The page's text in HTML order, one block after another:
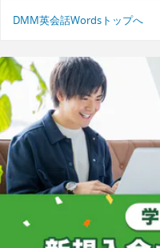
DMM英会話Wordsトップへ